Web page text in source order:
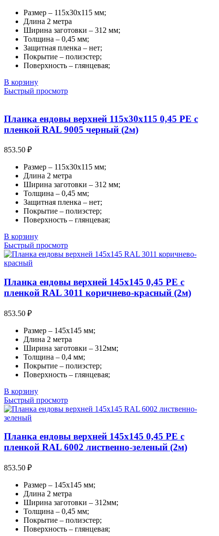
Размер – 115х30х115 мм;
Длина 2 метра
Ширина заготовки – 312 мм;
Толщина – 0,45 мм;
Защитная пленка – нет;
Покрытие – полиэстер;
Поверхность – глянцевая;
В корзину
Быстрый просмотр
Планка ендовы верхней 115х30х115 0,45 PE с
пленкой RAL 9005 черный (2м)
853.50 ₽
Размер – 115х30х115 мм;
Длина 2 метра
Ширина заготовки – 312 мм;
Толщина – 0,45 мм;
Защитная пленка – нет;
Покрытие – полиэстер;
Поверхность – глянцевая;
В корзину
Быстрый просмотр
Планка ендовы верхней 145х145 0,45 PE с
пленкой RAL 3011 коричнево-красный (2м)
853.50 ₽
Размер – 145х145 мм;
Длина 2 метра
Ширина заготовки – 312мм;
Толщина – 0,4 мм;
Покрытие – полиэстер;
Поверхность – глянцевая;
В корзину
Быстрый просмотр
Планка ендовы верхней 145х145 0,45 PE с
пленкой RAL 6002 лиственно-зеленый (2м)
853.50 ₽
Размер – 145х145 мм;
Длина 2 метра
Ширина заготовки – 312мм;
Толщина – 0,45 мм;
Покрытие – полиэстер;
Поверхность – глянцевая;